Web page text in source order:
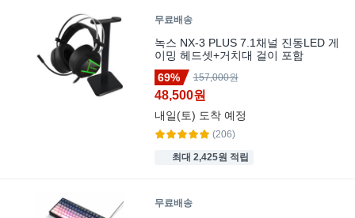
무료배송
녹스 NX-3 PLUS 7.1채널 진동LED 게
이밍 헤드셋+거치대 걸이 포함
69%
157,000원
48,500원
내일(토) 도착 예정
(206)
최대 2,425원 적립
무료배송